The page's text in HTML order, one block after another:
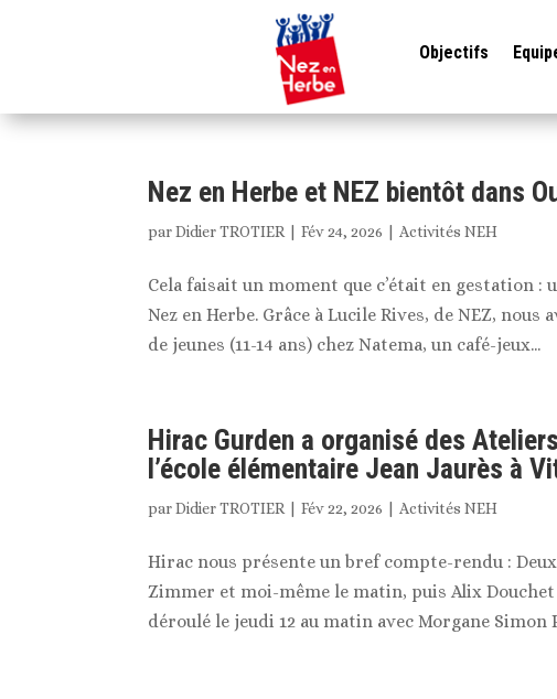
Objectifs
Nez en Herbe et NEZ bientôt dans
parDidier TROTIER|Fév 24, 2026 |Activités NEH
Cela faisait un moment que c’était en gestation
Nez en Herbe. Grâce à Lucile Rives, de NEZ,
de jeunes (11-14 ans) chez Natema, un café-jeux...
Hirac Gurden a organisé des
l’école élémentaire Jean Jaurès à
parDidier TROTIER|Fév 22, 2026 |Activités NEH
Hirac nous présente un bref compte-rendu :
Zimmer et moi-même le matin, puis Alix
déroulé le jeudi 12 au matin avec Morgane Simon